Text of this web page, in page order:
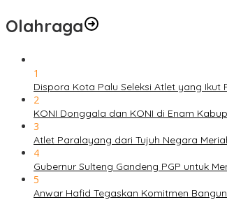
Olahraga
1
Dispora Kota Palu Seleksi Atlet yang
2
KONI Donggala dan KONI di Enam
3
Atlet Paralayang dari Tujuh Negara
4
Gubernur Sulteng Gandeng PGP untuk
5
Anwar Hafid Tegaskan Komitmen